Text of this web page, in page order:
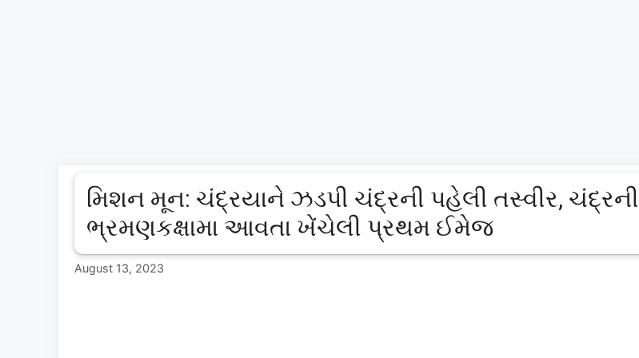
મિશન મૂન: ચંદ્રયાને ઝડપી ચંદ્રની પહેલી તસ્વીર, ચંદ્રની
ભ્રમણકક્ષામા આવતા ખેંચેલી પ્રથમ ઈમેજ
August 13, 2023